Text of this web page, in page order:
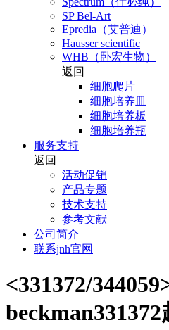
SP Bel-Art
Epredia（艾普迪）
Hausser scientific
WHB（卧宏生物）
返回
细胞爬片
细胞培养皿
细胞培养板
细胞培养瓶
服务支持
返回
活动促销
产品专题
技术支持
参考文献
公司简介
联系jnh官网
<331372/